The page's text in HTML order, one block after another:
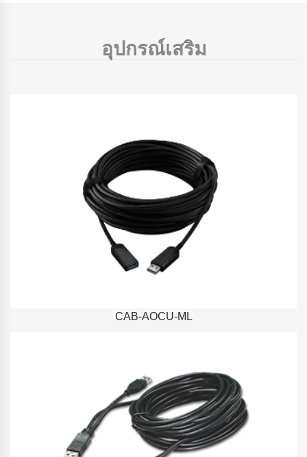
อุปกรณ์เสริม
CAB-AOCU-ML